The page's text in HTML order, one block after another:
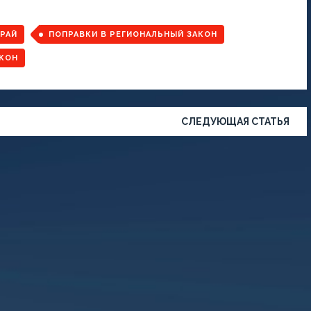
ПОПРАВКИ В РЕГИОНАЛЬНЫЙ ЗАКОН
СЛЕДУЮЩАЯ СТАТЬЯ